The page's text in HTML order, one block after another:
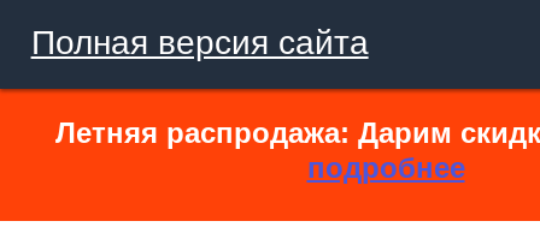
Полная версия сайта
Летняя распродажа: Дарим
подробнее